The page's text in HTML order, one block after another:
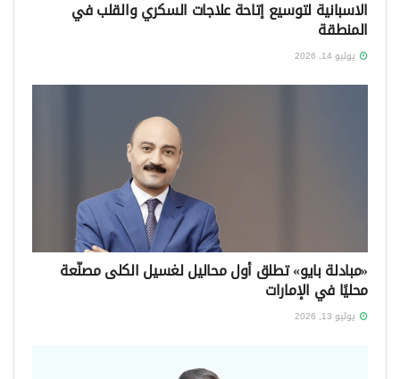
الاسبانية لتوسيع إتاحة علاجات السكري والقلب في
المنطقة
يوليو 14, 2026
«مبادلة بايو» تطلق أول محاليل لغسيل الكلى مصنّعة
محليًا في الإمارات
يوليو 13, 2026